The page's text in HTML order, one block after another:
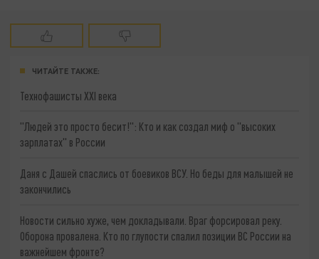
ЧИТАЙТЕ ТАКЖЕ:
Технофашисты XXI века
"Людей это просто бесит!": Кто и как создал миф о "высоких
зарплатах" в России
Даня с Дашей спаслись от боевиков ВСУ. Но беды для малышей не
закончились
Новости сильно хуже, чем докладывали. Враг форсировал реку.
Оборона провалена. Кто по глупости спалил позиции ВС России на
важнейшем фронте?